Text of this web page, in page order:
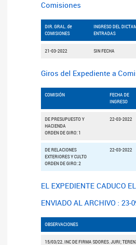
Comisiones
DIR. GRAL. de
COMISIONES
INGRESO DEL
ENTRADAS
21-03-2022 SIN FECHA
Giros del Expediente a
COMISIÓN
FECHA DE
INGRESO
DE PRESUPUESTO Y
HACIENDA
ORDEN DE GIRO: 1
22-03-2022
DE RELACIONES
EXTERIORES Y CULTO
ORDEN DE GIRO: 2
22-03-2022
EL EXPEDIENTE CADUCO
ENVIADO AL ARCHIVO : 23-
OBSERVACIONES
15/03/22. INC DE FIRMA SDORES. JURI;